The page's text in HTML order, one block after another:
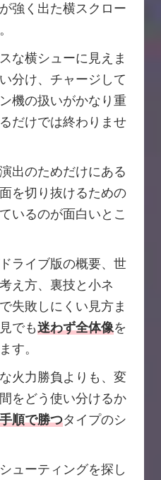
強く出た横スクロー
な横シューに見えま
分け、チャージして
機の扱いがかなり重
だけでは終わりませ
出のためだけにある
を切り抜けるための
いるのが面白いとこ
ライブ版の概要、世
え方、裏技と小ネ
失敗しにくい見方ま
でも迷わず全体像を
す。
火力勝負よりも、変
をどう使い分けるか
手順で勝つタイプのシ
ューティングを探し